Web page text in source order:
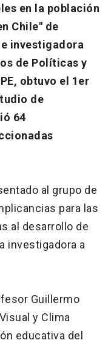
en la población
Chile" de
investigadora
de Políticas y
obtuvo el 1er
de
64
al grupo de
para las
al desarrollo de
investigadora a
Guillermo
y Clima
educativa del